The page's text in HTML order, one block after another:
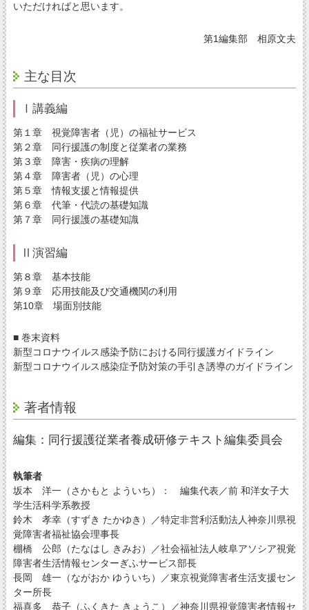
いただければと思います。
第1編集部 相原文夫
主な目次
Ⅰ講義編
第１章 視覚障害者（児）の福祉サービス
第２章 同行援護の制度と従業者の業務
第３章 障害・疾病の理解
第４章 障害者（児）の心理
第５章 情報支援と情報提供
第６章 代筆・代読の基礎知識
第７章 同行援護の基礎知識
Ⅱ演習編
第８章 基本技能
第９章 応用技能及び交通機関の利用
第10章 場面別技能
■ 巻末資料
新型コロナウイルス感染予防における同行援護ガイドライン
新型コロナウイルス感染症予防対策の手引き誘導のガイドライン
著者情報
編集：同行援護従業者養成研修テキスト編集委員会
執筆者
坂本 洋一（さかもと よういち）： 編集代表／前 和洋女子大
学生活科学系教授
鈴木 孝幸（すずき たかゆき）／特定非営利活動法人神奈川県視
覚障害者福祉協会理事長
棚橋 公郎（たなはし きみお）／社会福祉法人岐阜アソシア視覚
障害者生活情報センターぎふサービス部長
長岡 雄一（ながおか ゆういち）／東京視覚障害者生活支援セン
ター所長
福喜多 恭子（ふくきた きょうこ）／神奈川県視覚障害者情報セ